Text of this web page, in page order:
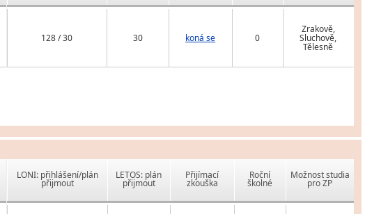
128 / 30 30 koná se 0
Zrakově,
Sluchově,
Tělesně
LONI: přihlášení/plán
přijmout
LETOS: plán
přijmout
Přijímací
zkouška
Roční
školné
Možnost studia
pro ZP